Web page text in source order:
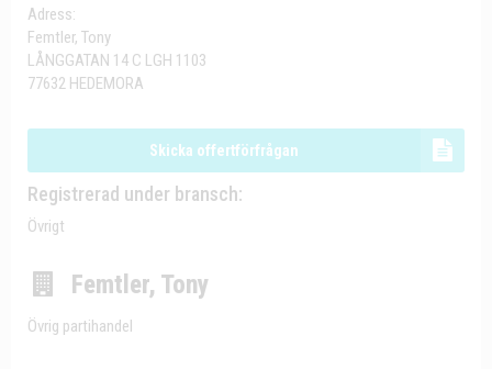
Adress:
Femtler, Tony
LÅNGGATAN 14 C LGH 1103
77632 HEDEMORA
Skicka offertförfrågan
Registrerad under bransch:
Övrigt
Femtler, Tony
Övrig partihandel